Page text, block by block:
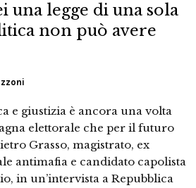
una legge di una sola
non può avere
e giustizia è ancora una volta
elettorale che per il futuro
Grasso, magistrato, ex
antimafia e candidato capolista
in un’intervista a Repubblica